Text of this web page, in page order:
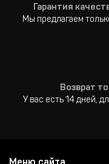
Гарантия
Мы предлагаем
Возврат
У вас есть 14 дней,